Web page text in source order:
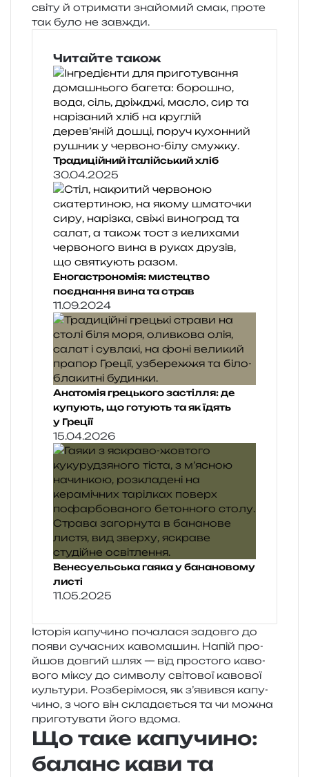
світу й отри­ма­ти зна­йо­мий смак, проте
так було не завжди.
Читайте також
Традиційний італійський хліб
30.04.2025
Еногастрономія: мистецтво
поєднання вина та страв
11.09.2024
Анатомія грецького застілля: де
купують, що готують та як їдять
у Греції
15.04.2026
Венесуельська гаяка у банановому
листі
11.05.2025
Історія капу­чи­но поча­ла­ся задов­го до
появи суча­сних каво­ма­шин. Напій про­
йшов дов­гий шлях — від про­сто­го каво­
во­го міксу до сим­во­лу сві­то­вої каво­вої
куль­ту­ри. Розберімося, як з’явився капу­
чи­но, з чого він скла­да­є­ться та чи можна
при­го­ту­ва­ти його вдома.
Що таке капучино:
баланс кави та